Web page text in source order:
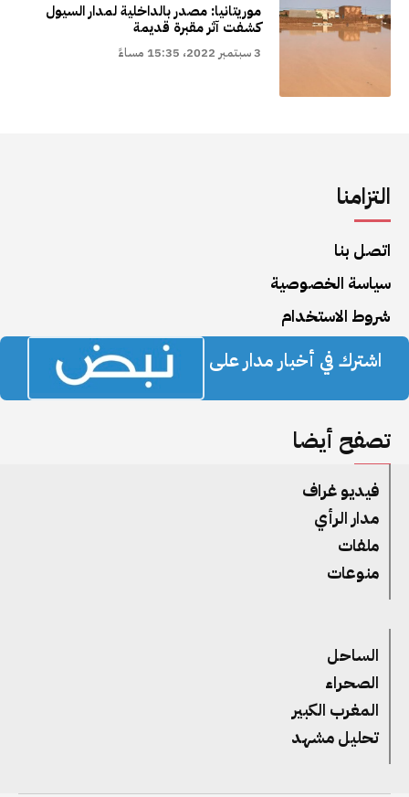
موريتانيا: مصدر بالداخلية لمدار السيول
كشفت آثر مقبرة قديمة
3 سبتمبر 2022، 15:35 مساءً
التزامنا
اتصل بنا
سياسة الخصوصية
شروط الاستخدام
اشترك في أخبار مدار على
تصفح أيضا
فيديو غراف
مدار الرأي
ملفات
منوعات
الساحل
الصحراء
المغرب الكبير
تحليل مشهد